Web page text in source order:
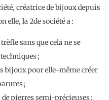
créatrice de bijoux depuis
elle, la 2de société a :
sans que cela ne se
;
bijoux pour elle-même créer
;
pierres semi-précieuses ;